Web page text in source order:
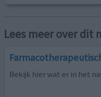
Lees meer over dit
Bekijk hier wat er in het